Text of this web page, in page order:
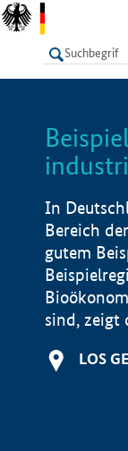
LISTE
In
Bereich
gutem
sind, zeigt
LOS